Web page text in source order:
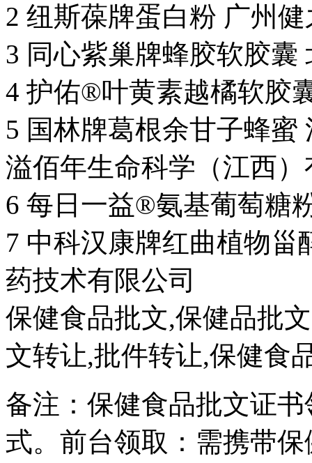
2 纽斯葆牌蛋白粉 广州
3 同心紫巢牌蜂胶软胶囊
4 护佑®叶黄素越橘软胶
5 国林牌葛根余甘子蜂蜜
溢佰年生命科学（江西
6 每日一益®氨基葡萄糖
7 中科汉康牌红曲植物
药技术有限公司
保健食品批文,保健品批
文转让,批件转让,保健食
备注：保健食品批文证
式。前台领取：需携带